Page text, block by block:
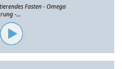
Fasten - Omega
-